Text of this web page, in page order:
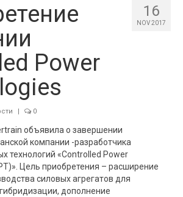
16
NOV 2017
Power
0
объявила о завершении
компании -разработчика
технологий «Controlled Power
Цель приобретения – расширение
силовых агрегатов для
дополнение